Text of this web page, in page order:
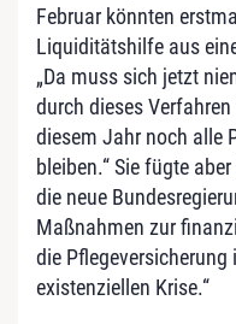
Februar könnten
Liquiditätshilfe aus
„Da muss sich jetzt
durch dieses
diesem Jahr noch alle
bleiben.“ Sie fügte
die neue
Maßnahmen zur
die
existenziellen Krise.“